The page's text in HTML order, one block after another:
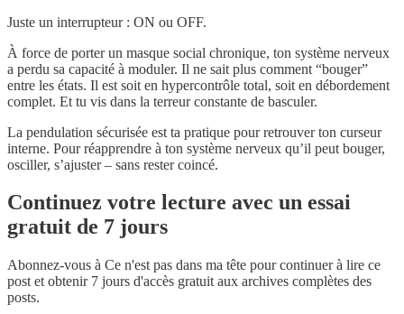
Juste un interrupteur : ON ou OFF.
À force de porter un masque social chronique, ton système nerveux
a perdu sa capacité à moduler. Il ne sait plus comment “bouger”
entre les états. Il est soit en hypercontrôle total, soit en débordement
complet. Et tu vis dans la terreur constante de basculer.
La pendulation sécurisée est ta pratique pour retrouver ton curseur
interne. Pour réapprendre à ton système nerveux qu’il peut bouger,
osciller, s’ajuster – sans rester coincé.
Continuez votre lecture avec un essai
gratuit de 7 jours
Abonnez-vous à Ce n'est pas dans ma tête pour continuer à lire ce
post et obtenir 7 jours d'accès gratuit aux archives complètes des
posts.